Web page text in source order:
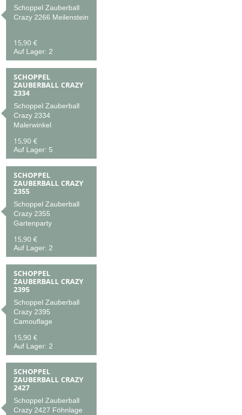
Schoppel Zauberball
Crazy 2266 Meilenstein
15,90 €
Auf Lager: 2
SCHOPPEL
ZAUBERBALL CRAZY
2334
Schoppel Zauberball
Crazy 2334
Malerwinkel
15,90 €
Auf Lager: 5
SCHOPPEL
ZAUBERBALL CRAZY
2355
Schoppel Zauberball
Crazy 2355
Gartenparty
15,90 €
Auf Lager: 2
SCHOPPEL
ZAUBERBALL CRAZY
2395
Schoppel Zauberball
Crazy 2395
Camouflage
15,90 €
Auf Lager: 2
SCHOPPEL
ZAUBERBALL CRAZY
2427
Schoppel Zauberball
Crazy 2427 Föhnlage